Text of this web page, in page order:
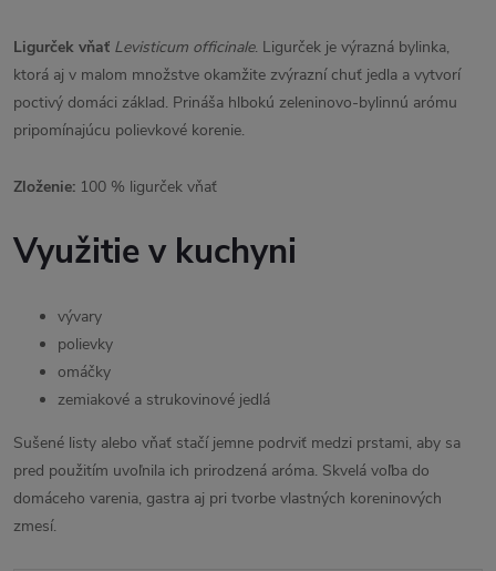
Ligurček vňať Levisticum officinale. Ligurček je výrazná bylinka,
ktorá aj v malom množstve okamžite zvýrazní chuť jedla a vytvorí
poctivý domáci základ. Prináša hlbokú zeleninovo-bylinnú arómu
pripomínajúcu polievkové korenie.
Zloženie: 100 % ligurček vňať
Využitie v kuchyni
vývary
polievky
omáčky
zemiakové a strukovinové jedlá
Sušené listy alebo vňať stačí jemne podrviť medzi prstami, aby sa
pred použitím uvoľnila ich prirodzená aróma. Skvelá voľba do
domáceho varenia, gastra aj pri tvorbe vlastných koreninových
zmesí.